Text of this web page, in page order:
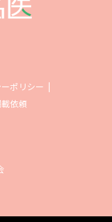
ポリシー
依頼